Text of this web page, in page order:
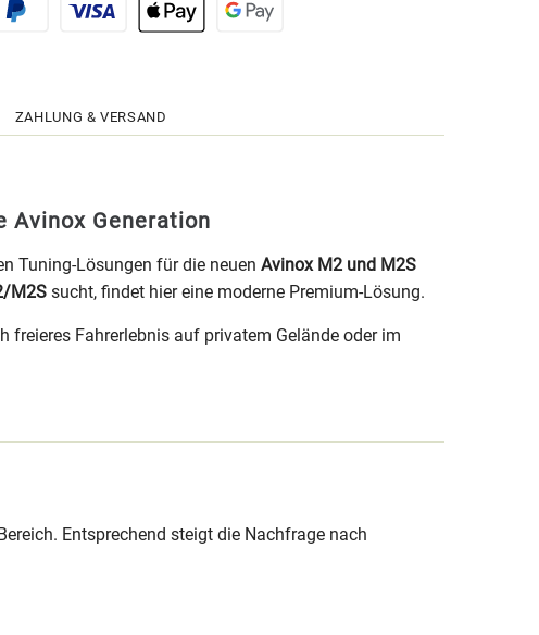
ZAHLUNG & VERSAND
Avinox Generation
Tuning-Lösungen für die neuen Avinox M2 und M2S
M2S sucht, findet hier eine moderne Premium-Lösung.
Fahrerlebnis auf privatem Gelände oder im
Entsprechend steigt die Nachfrage nach